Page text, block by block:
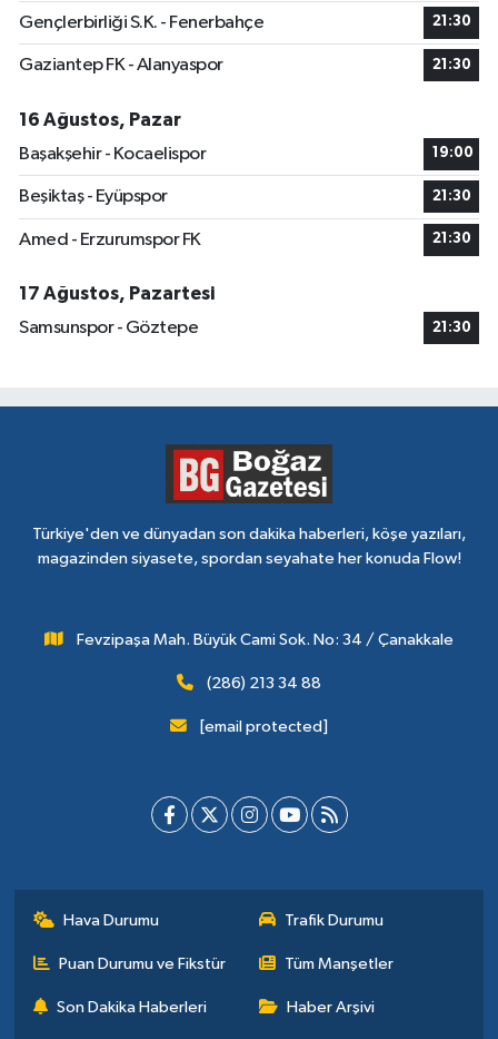
Gençlerbirliği S.K. - Fenerbahçe 21:30
Gaziantep FK - Alanyaspor 21:30
16 Ağustos, Pazar
Başakşehir - Kocaelispor
19:00
Beşiktaş - Eyüpspor 21:30
Amed - Erzurumspor FK 21:30
17 Ağustos, Pazartesi
Samsunspor - Göztepe
21:30
Türkiye'den ve dünyadan son dakika haberleri, köşe yazıları,
magazinden siyasete, spordan seyahate her konuda Flow!
Fevzipaşa Mah. Büyük Cami Sok. No: 34 / Çanakkale
(286) 213 34 88
[email protected]
Hava Durumu Trafik Durumu
Puan Durumu ve Fikstür Tüm Manşetler
Son Dakika Haberleri Haber Arşivi